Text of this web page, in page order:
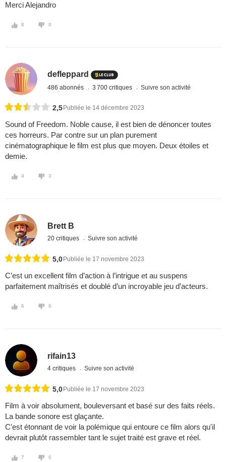
Merci Alejandro
8 0
defleppard
486 abonnés 3 700 critiques Suivre son activité
2,5 Publiée le 14 décembre 2023
Sound of Freedom. Noble cause, il est bien de dénoncer toutes
ces horreurs. Par contre sur un plan purement
cinématographique le film est plus que moyen. Deux étoiles et
demie.
4 3
Brett B
20 critiques Suivre son activité
5,0 Publiée le 17 novembre 2023
C’est un excellent film d’action à l’intrigue et au suspens
parfaitement maîtrisés et doublé d’un incroyable jeu d’acteurs.
6 0
rifain13
4 critiques Suivre son activité
5,0 Publiée le 17 novembre 2023
Film à voir absolument, bouleversant et basé sur des faits réels.
La bande sonore est glaçante.
C'est étonnant de voir la polémique qui entoure ce film alors qu'il
devrait plutôt rassembler tant le sujet traité est grave et réel.
7 0